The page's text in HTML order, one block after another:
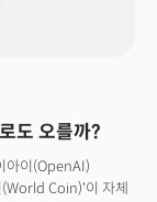
도 오를까?
아이(OpenAI)
(World Coin)'이 자체